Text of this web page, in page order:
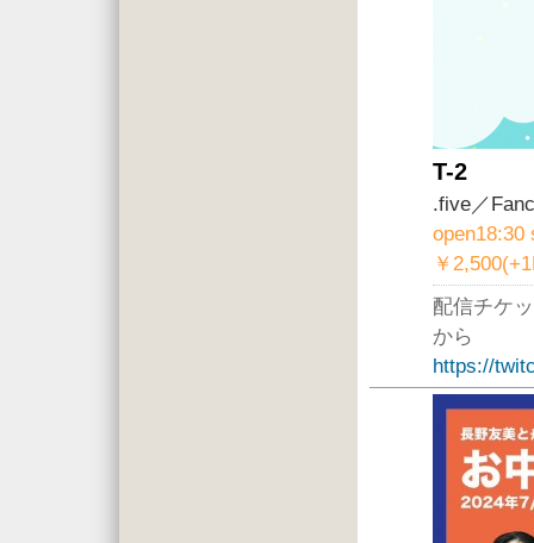
T-2
.five／
open18:30
￥
配信チケ
から
https://